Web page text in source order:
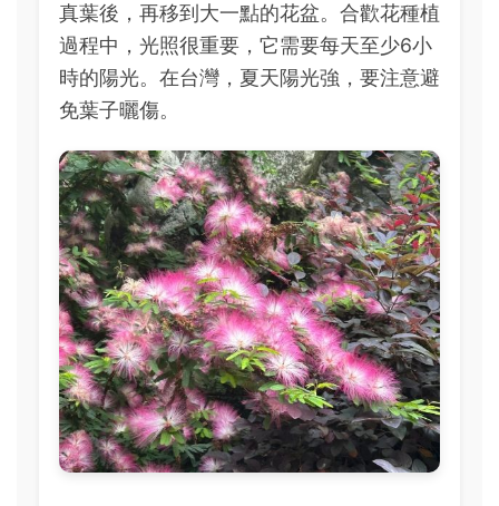
真葉後，再移到大一點的花盆。合歡花種植
過程中，光照很重要，它需要每天至少6小
時的陽光。在台灣，夏天陽光強，要注意避
免葉子曬傷。